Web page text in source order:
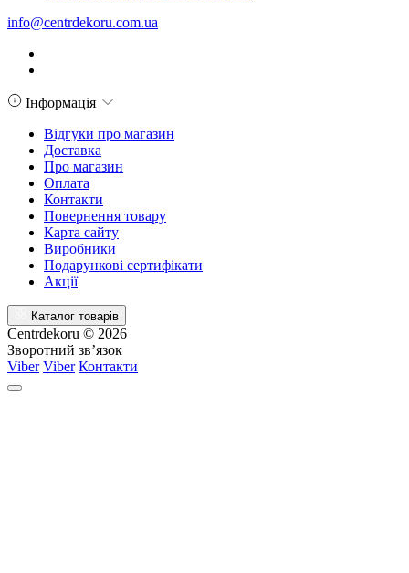
info@centrdekoru.com.ua
Інформація
Відгуки про магазин
Доставка
Про магазин
Оплата
Контакти
Повернення товару
Карта сайту
Виробники
Подарункові сертифікати
Акції
Каталог товарів
Centrdekoru © 2026
Зворотний зв’язок
Viber Viber Контакти